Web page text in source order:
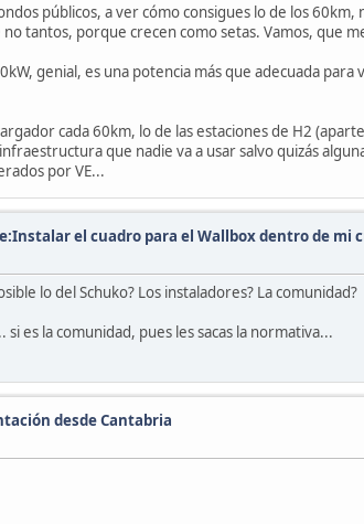
públicos, a ver cómo consigues lo de los
tantos, porque crecen como setas. Vamos, que
genial, es una potencia más que adecuada
cada 60km, lo de las estaciones de H2
que nadie va a usar salvo quizás
por VE...
el cuadro para el Wallbox dentro de mi
lo del Schuko? Los instaladores? La comunidad?
si es la comunidad, pues les sacas la normativa...
desde Cantabria